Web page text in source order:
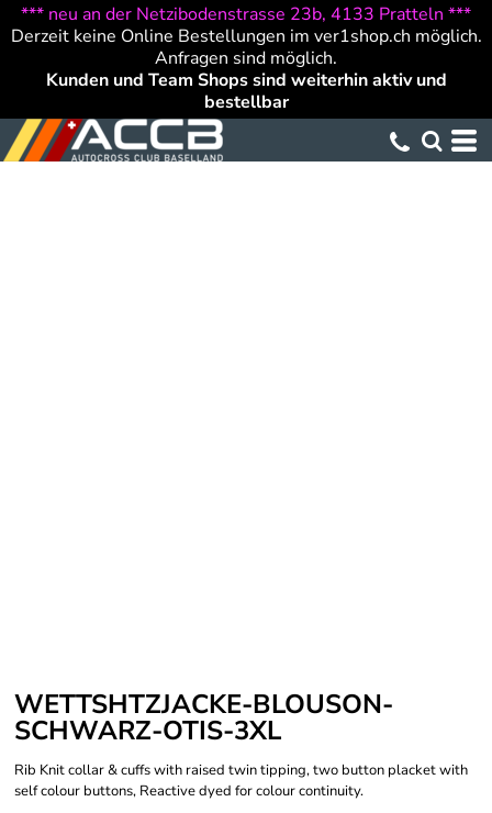
*** neu an der Netzibodenstrasse 23b, 4133 Pratteln ***
Derzeit keine Online Bestellungen im ver1shop.ch möglich.
Anfragen sind möglich.
Kunden und Team Shops sind weiterhin aktiv und
bestellbar
WETTSHTZJACKE-BLOUSON-
SCHWARZ-OTIS-3XL
Rib Knit collar & cuffs with raised twin tipping, two button placket with
self colour buttons, Reactive dyed for colour continuity.